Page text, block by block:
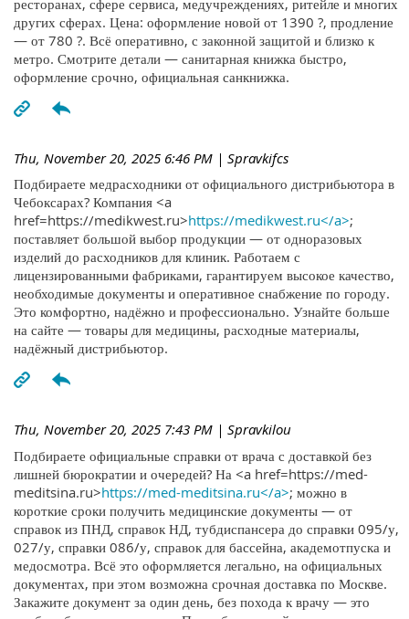
других сферах. Цена: оформление новой от 1390 ?, продление
— от 780 ?. Всё оперативно, с законной защитой и близко к
метро. Смотрите детали — санитарная книжка быстро,
оформление срочно, официальная санкнижка.
Thu, November 20, 2025 6:46 PM | Spravkifcs
Подбираете медрасходники от официального дистрибьютора в
Чебоксарах? Компания <a
href=https://medikwest.ru>https://medikwest.ru</a>;
поставляет большой выбор продукции — от одноразовых
изделий до расходников для клиник. Работаем с
лицензированными фабриками, гарантируем высокое качество,
необходимые документы и оперативное снабжение по городу.
Это комфортно, надёжно и профессионально. Узнайте больше
на сайте — товары для медицины, расходные материалы,
надёжный дистрибьютор.
Thu, November 20, 2025 7:43 PM | Spravkilou
Подбираете официальные справки от врача с доставкой без
лишней бюрократии и очередей? На <a href=https://med-
meditsina.ru>https://med-meditsina.ru</a>; можно в
короткие сроки получить медицинские документы — от
справок из ПНД, справок НД, тубдиспансера до справки 095/у,
027/у, справки 086/у, справок для бассейна, академотпуска и
медосмотра. Всё это оформляется легально, на официальных
документах, при этом возможна срочная доставка по Москве.
Закажите документ за один день, без похода к врачу — это